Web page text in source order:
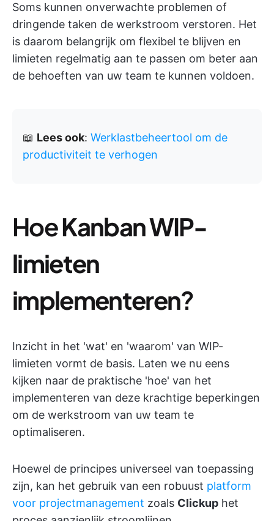
Soms kunnen onverwachte problemen of
dringende taken de werkstroom verstoren. Het
is daarom belangrijk om flexibel te blijven en
limieten regelmatig aan te passen om beter aan
de behoeften van uw team te kunnen voldoen.
📖 Lees ook: Werklastbeheertool om de
productiviteit te verhogen
HoeKanban WIP-
limieten
implementeren?
Inzicht in het 'wat' en 'waarom' van WIP-
limieten vormt de basis. Laten we nu eens
kijken naar de praktische 'hoe' van het
implementeren van deze krachtige beperkingen
om de werkstroom van uw team te
optimaliseren.
Hoewel de principes universeel van toepassing
zijn, kan het gebruik van een robuust platform
voor projectmanagement zoals Clickup het